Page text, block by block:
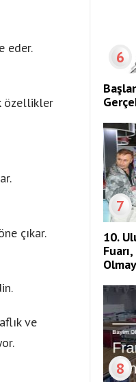
eder.
özellikler
çıkar.
ve
6
7
10.
8